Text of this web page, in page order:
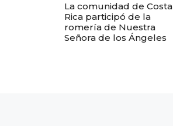
La comunidad de Costa
Rica participó de la
romería de Nuestra
Señora de los Ángeles